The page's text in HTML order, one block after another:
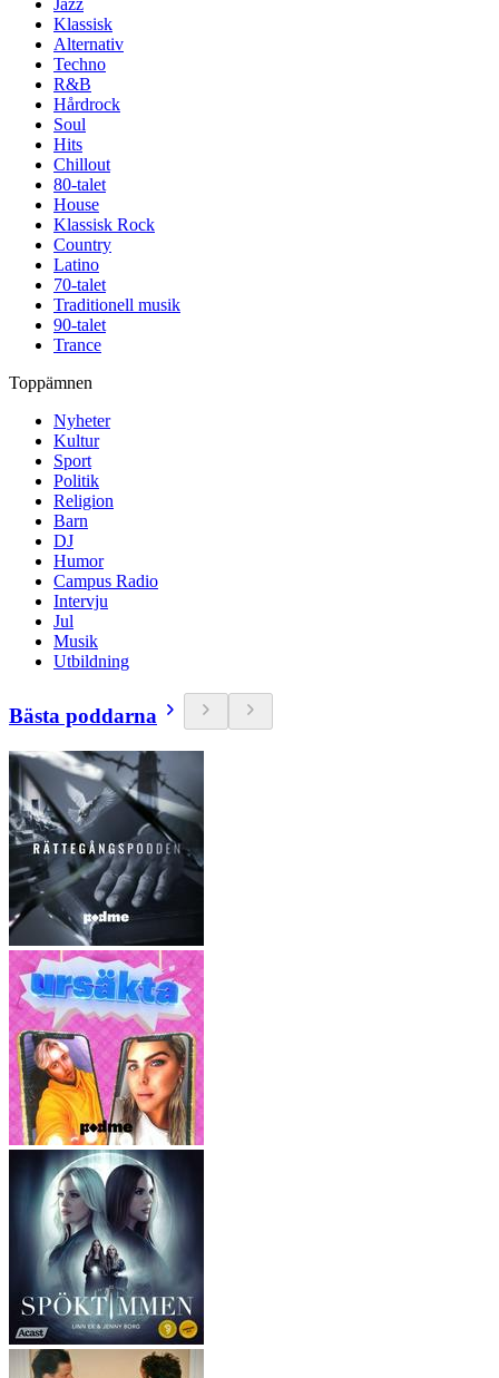
Jazz
Klassisk
Alternativ
Techno
R&B
Hårdrock
Soul
Hits
Chillout
80-talet
House
Klassisk Rock
Country
Latino
70-talet
Traditionell musik
90-talet
Trance
Toppämnen
Nyheter
Kultur
Sport
Politik
Religion
Barn
DJ
Humor
Campus Radio
Intervju
Jul
Musik
Utbildning
Bästa poddarna